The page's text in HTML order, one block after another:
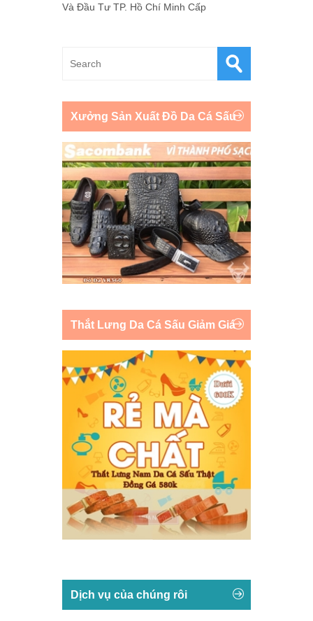
Và Đầu Tư TP. Hồ Chí Minh Cấp
Xưởng Sản Xuất Đồ Da Cá Sấu
Thắt Lưng Da Cá Sấu Giảm Giá
Dịch vụ của chúng rôi